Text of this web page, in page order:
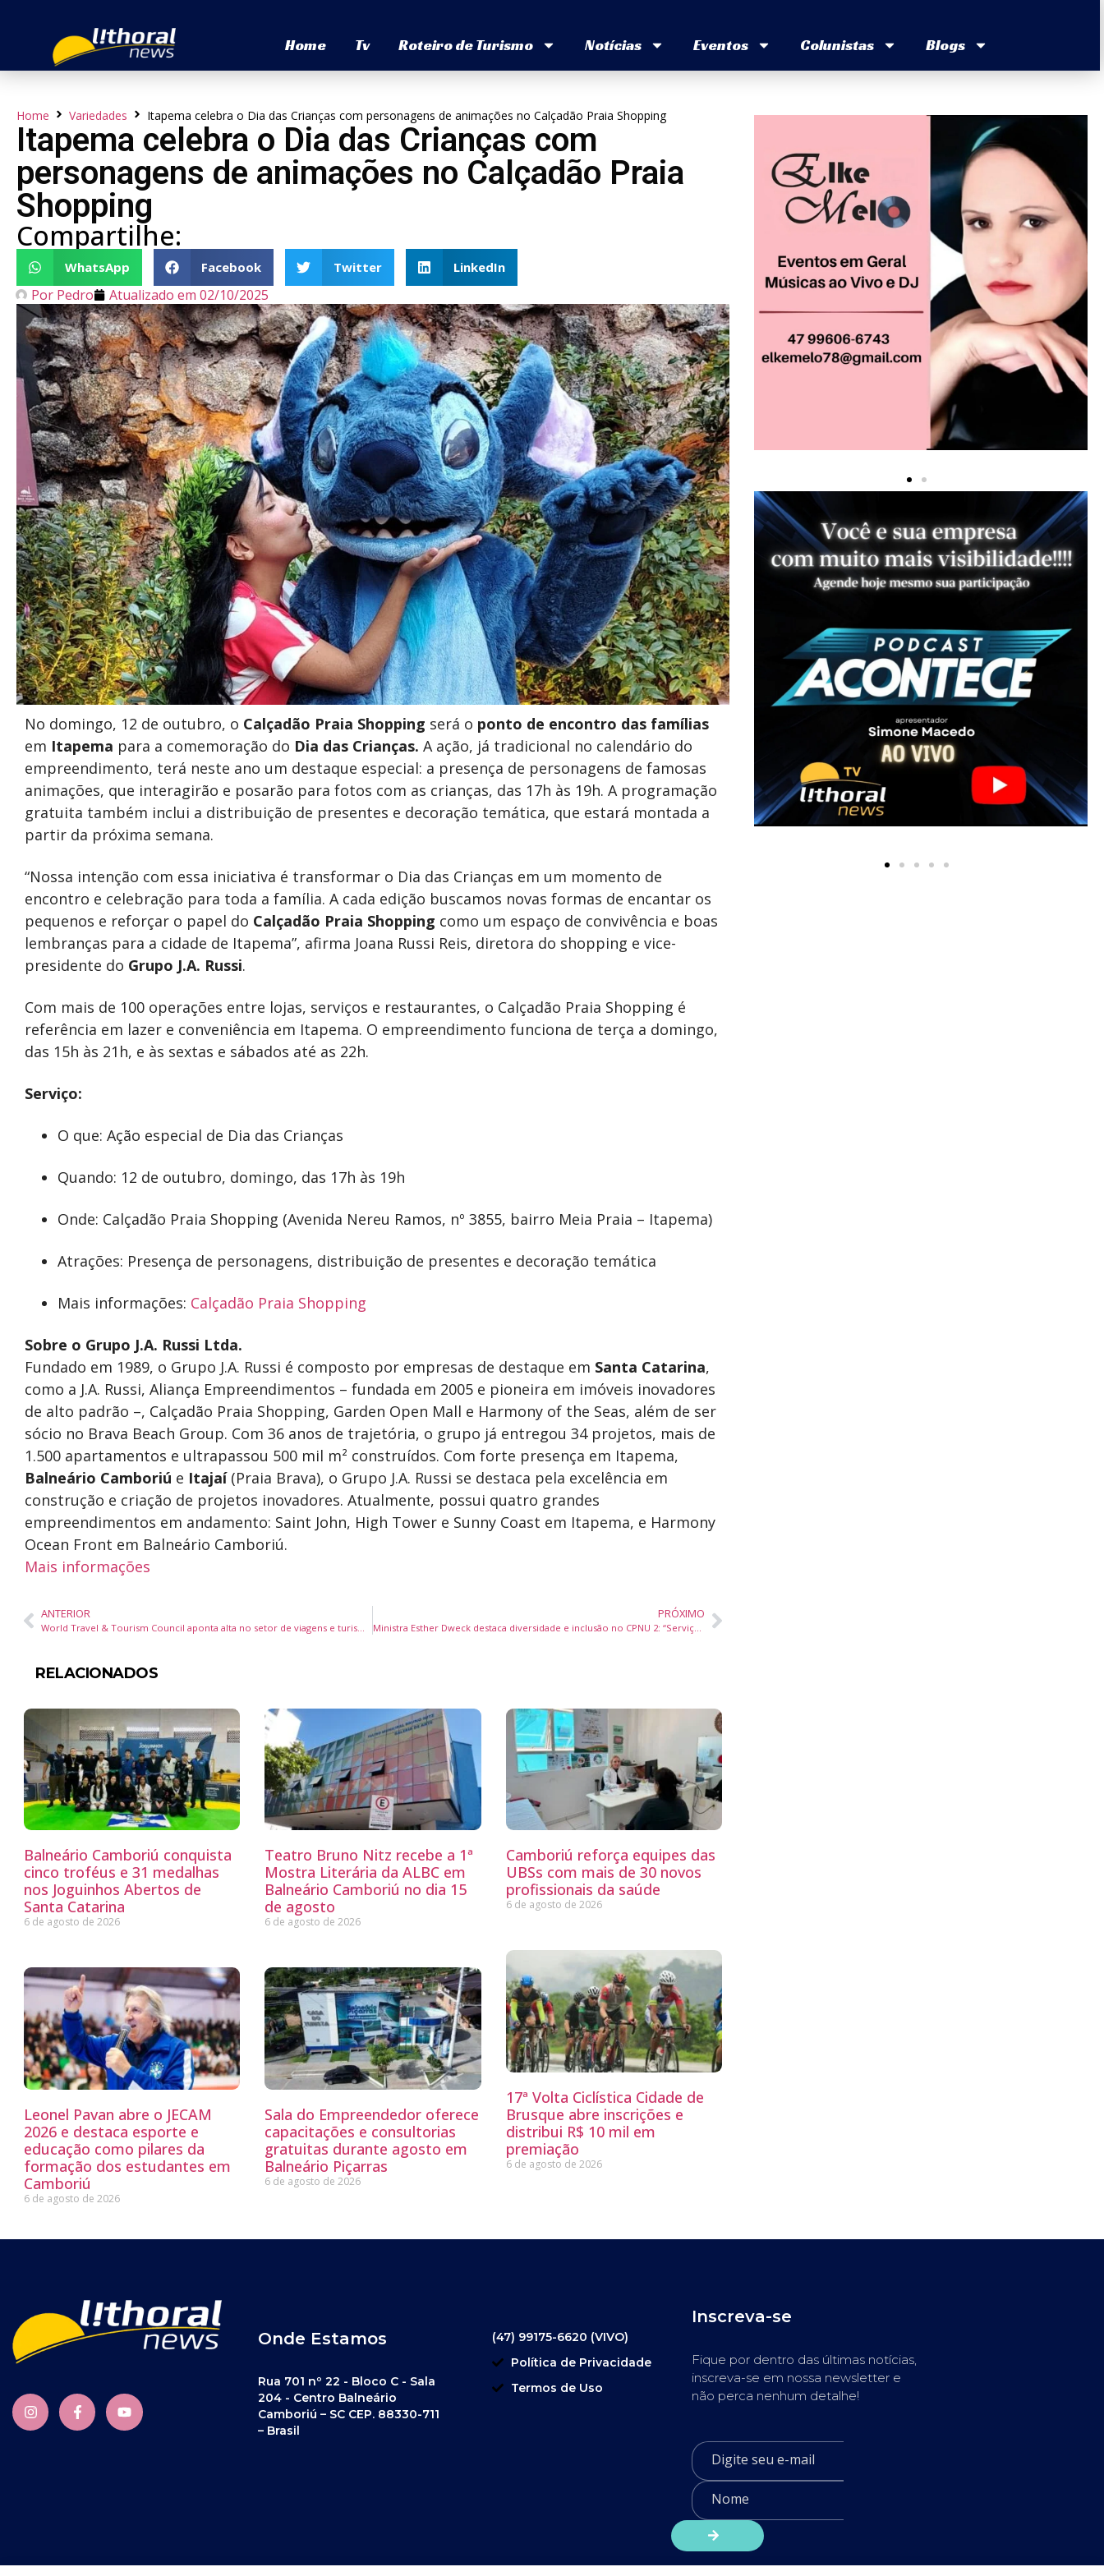
Home Tv Roteiro de Turismo Notícias Eventos Colunistas Blogs
Home Variedades Itapema celebra o Dia das Crianças com personagens de animações no Calçadão Praia Shopping
Itapema celebra o Dia das Crianças com
personagens de animações no Calçadão Praia
Shopping
Compartilhe:
WhatsApp Facebook Twitter LinkedIn
Por Pedro Atualizado em 02/10/2025
No domingo, 12 de outubro, o Calçadão Praia Shopping será o ponto de encontro das famílias
em Itapema para a comemoração do Dia das Crianças. A ação, já tradicional no calendário do
empreendimento, terá neste ano um destaque especial: a presença de personagens de famosas
animações, que interagirão e posarão para fotos com as crianças, das 17h às 19h. A programação
gratuita também inclui a distribuição de presentes e decoração temática, que estará montada a
partir da próxima semana.
“Nossa intenção com essa iniciativa é transformar o Dia das Crianças em um momento de
encontro e celebração para toda a família. A cada edição buscamos novas formas de encantar os
pequenos e reforçar o papel do Calçadão Praia Shopping como um espaço de convivência e boas
lembranças para a cidade de Itapema”, afirma Joana Russi Reis, diretora do shopping e vice-
presidente do Grupo J.A. Russi.
Com mais de 100 operações entre lojas, serviços e restaurantes, o Calçadão Praia Shopping é
referência em lazer e conveniência em Itapema. O empreendimento funciona de terça a domingo,
das 15h às 21h, e às sextas e sábados até as 22h.
Serviço:
O que: Ação especial de Dia das Crianças
Quando: 12 de outubro, domingo, das 17h às 19h
Onde: Calçadão Praia Shopping (Avenida Nereu Ramos, nº 3855, bairro Meia Praia – Itapema)
Atrações: Presença de personagens, distribuição de presentes e decoração temática
Mais informações: Calçadão Praia Shopping
Sobre o Grupo J.A. Russi Ltda.
Fundado em 1989, o Grupo J.A. Russi é composto por empresas de destaque em Santa Catarina,
como a J.A. Russi, Aliança Empreendimentos – fundada em 2005 e pioneira em imóveis inovadores
de alto padrão –, Calçadão Praia Shopping, Garden Open Mall e Harmony of the Seas, além de ser
sócio no Brava Beach Group. Com 36 anos de trajetória, o grupo já entregou 34 projetos, mais de
1.500 apartamentos e ultrapassou 500 mil m² construídos. Com forte presença em Itapema,
Balneário Camboriú e Itajaí(Praia Brava), o Grupo J.A. Russi se destaca pela excelência em
construção e criação de projetos inovadores. Atualmente, possui quatro grandes
empreendimentos em andamento: Saint John, High Tower e Sunny Coast em Itapema, e Harmony
Ocean Front em Balneário Camboriú.
Mais informações
ANTERIOR
World Travel & Tourism Council aponta alta no setor de viagens e turismo
PRÓXIMO
Ministra Esther Dweck destaca diversidade e inclusão no CPNU 2: “Serviço público com a cara do Brasil”
RELACIONADOS
Balneário Camboriú conquista
cinco troféus e 31 medalhas
nos Joguinhos Abertos de
Santa Catarina
6 de agosto de 2026
Teatro Bruno Nitz recebe a 1ª
Mostra Literária da ALBC em
Balneário Camboriú no dia 15
de agosto
6 de agosto de 2026
Camboriú reforça equipes das
UBSs com mais de 30 novos
profissionais da saúde
6 de agosto de 2026
Leonel Pavan abre o JECAM
2026 e destaca esporte e
educação como pilares da
formação dos estudantes em
Camboriú
6 de agosto de 2026
Sala do Empreendedor oferece
capacitações e consultorias
gratuitas durante agosto em
Balneário Piçarras
6 de agosto de 2026
17ª Volta Ciclística Cidade de
Brusque abre inscrições e
distribui R$ 10 mil em
premiação
6 de agosto de 2026
Onde Estamos
Rua 701 nº 22 - Bloco C - Sala
204 - Centro Balneário
Camboriú – SC CEP. 88330-711
– Brasil
(47) 99175-6620 (VIVO)
Política de Privacidade
Termos de Uso
Inscreva-se
Fique por dentro das últimas notícias,
inscreva-se em nossa newsletter e
não perca nenhum detalhe!